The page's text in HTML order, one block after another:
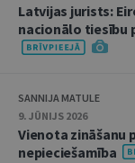
Latvijas jurists:
nacionālo tiesību
SANNIJA MATULE
9. JŪNIJS 2026
Vienota zināšanu
nepieciešamība